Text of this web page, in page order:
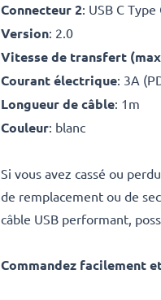
Connecteur 2: USB C Type
Version: 2.0
Vitesse de transfert
Courant électrique: 3A
Longueur de câble: 1m
Couleur: blanc
Si vous avez cassé ou
de remplacement ou de
câble USB performant,
Commandez facilement